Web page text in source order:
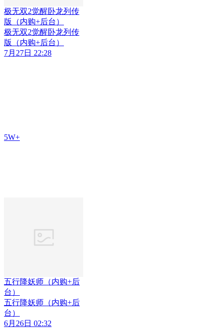
极无双2觉醒卧龙列传
版（内购+后台）
极无双2觉醒卧龙列传
版（内购+后台）
7月27日 22:28
5W+
五行降妖师（内购+后
台）
五行降妖师（内购+后
台）
6月26日 02:32